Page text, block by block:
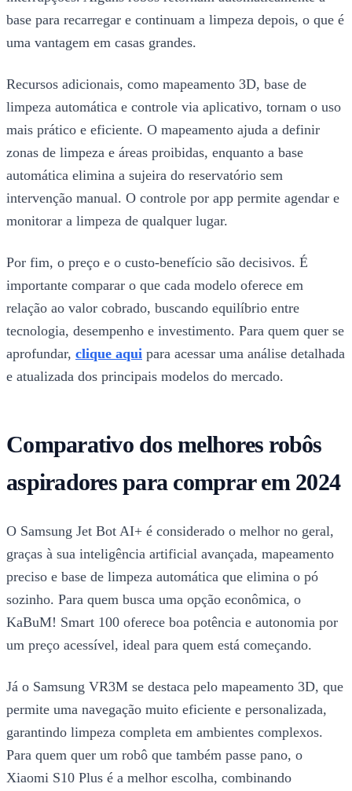
base para recarregar e continuam a limpeza depois, o que é
uma vantagem em casas grandes.
Recursos adicionais, como mapeamento 3D, base de
limpeza automática e controle via aplicativo, tornam o uso
mais prático e eficiente. O mapeamento ajuda a definir
zonas de limpeza e áreas proibidas, enquanto a base
automática elimina a sujeira do reservatório sem
intervenção manual. O controle por app permite agendar e
monitorar a limpeza de qualquer lugar.
Por fim, o preço e o custo-benefício são decisivos. É
importante comparar o que cada modelo oferece em
relação ao valor cobrado, buscando equilíbrio entre
tecnologia, desempenho e investimento. Para quem quer se
aprofundar, clique aqui para acessar uma análise detalhada
e atualizada dos principais modelos do mercado.
Comparativo dos melhores robôs
aspiradores para comprar em 2024
O Samsung Jet Bot AI+ é considerado o melhor no geral,
graças à sua inteligência artificial avançada, mapeamento
preciso e base de limpeza automática que elimina o pó
sozinho. Para quem busca uma opção econômica, o
KaBuM! Smart 100 oferece boa potência e autonomia por
um preço acessível, ideal para quem está começando.
Já o Samsung VR3M se destaca pelo mapeamento 3D, que
permite uma navegação muito eficiente e personalizada,
garantindo limpeza completa em ambientes complexos.
Para quem quer um robô que também passe pano, o
Xiaomi S10 Plus é a melhor escolha, combinando